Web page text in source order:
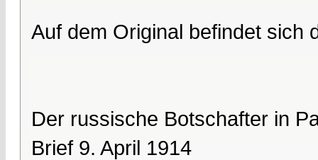
Auf dem Original befindet sich
Der russische Botschafter in
Brief 9. April 1914